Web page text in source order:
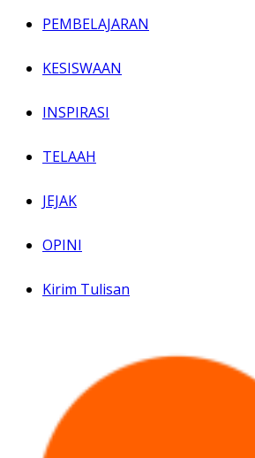
PEMBELAJARAN
KESISWAAN
INSPIRASI
TELAAH
JEJAK
OPINI
Kirim Tulisan